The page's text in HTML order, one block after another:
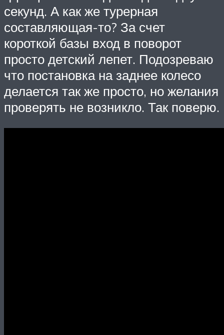
секунд. А как же турерная
составляющая-то? За счет
короткой базы вход в поворот
просто детский лепет. Подозреваю
что постановка на заднее колесо
делается так же просто, но желания
проверять не возникло. Так поверю.